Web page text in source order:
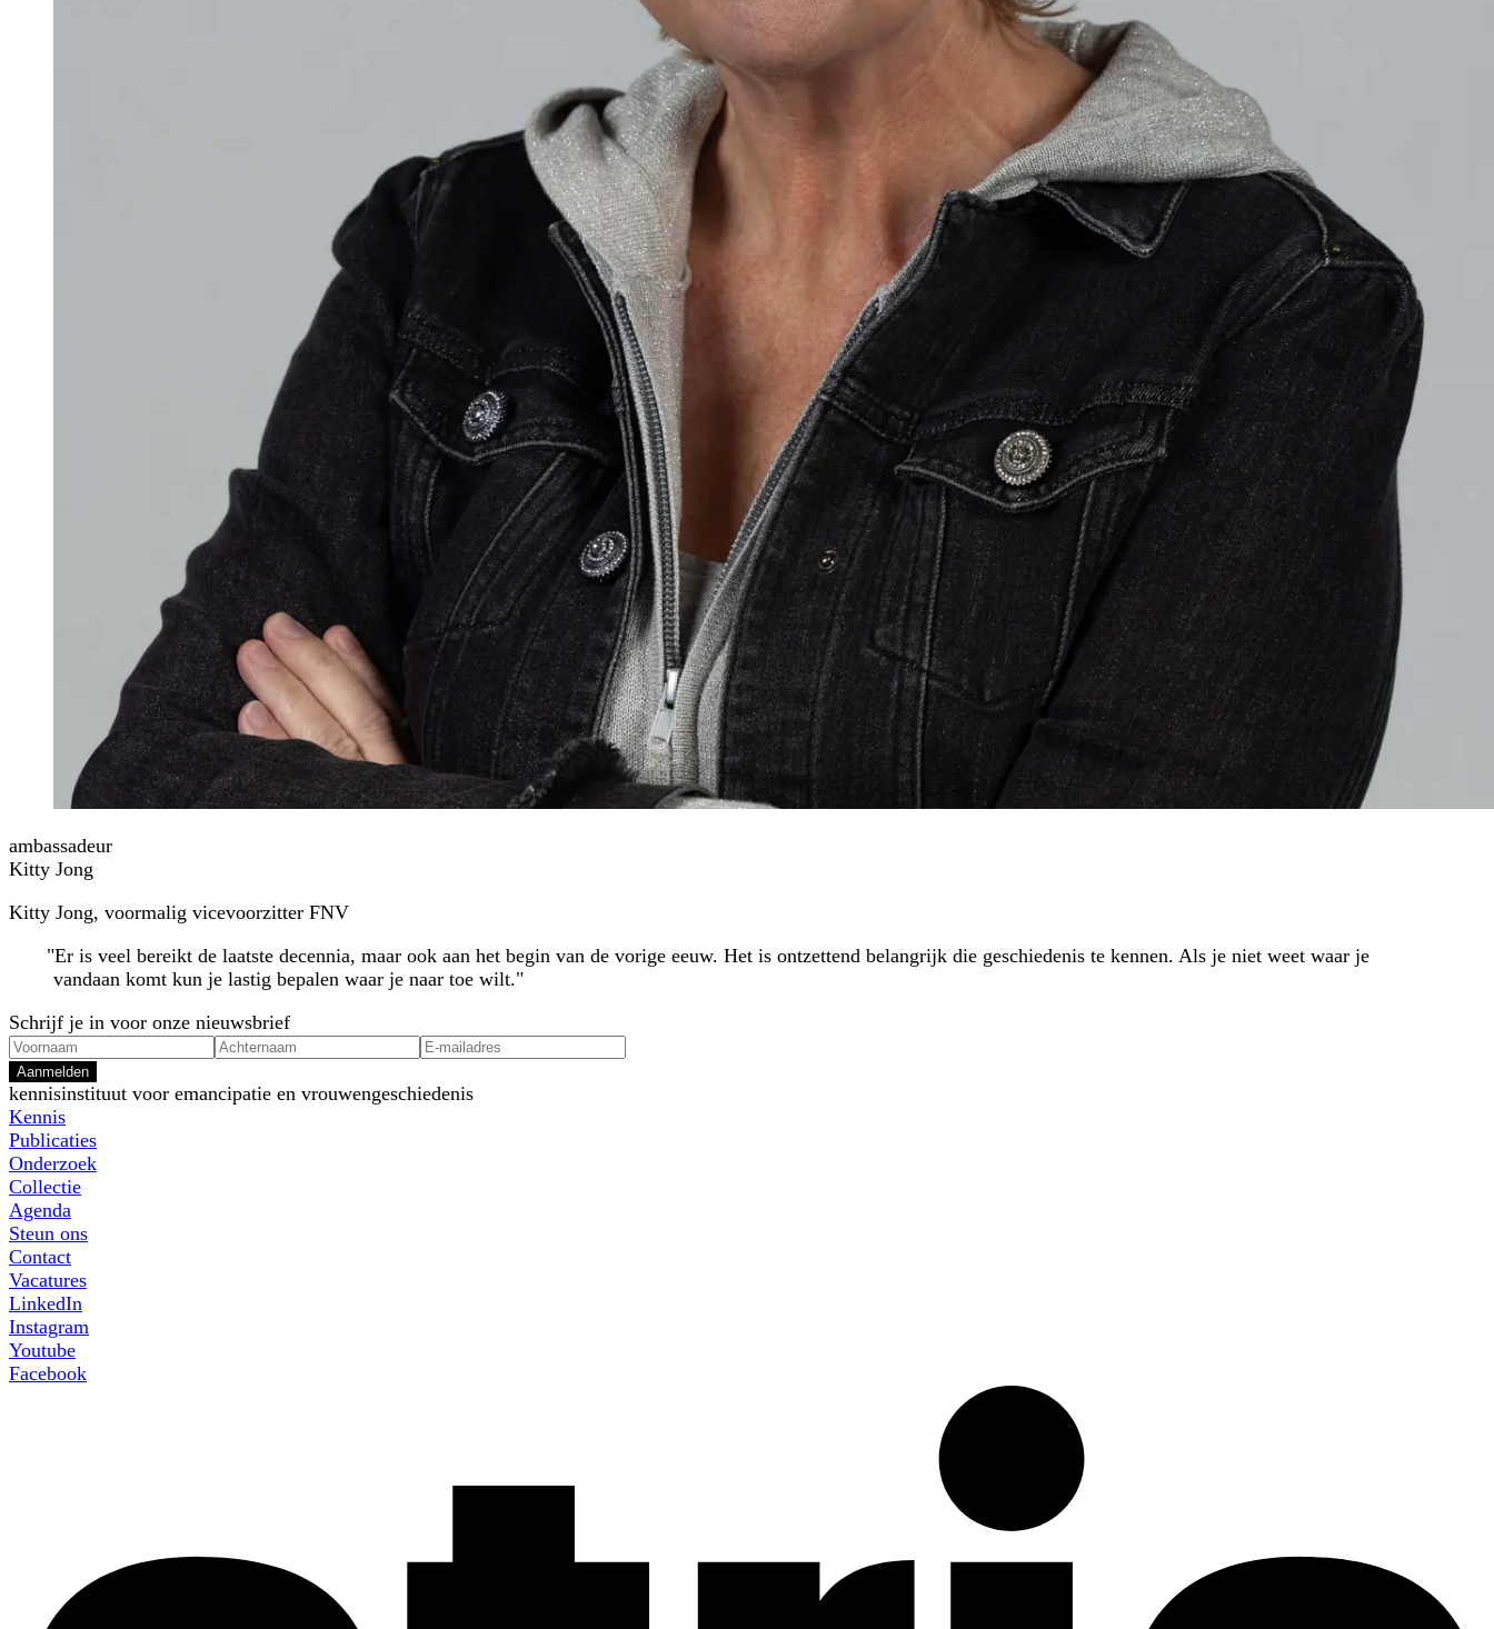
ambassadeur
Kitty Jong
Kitty Jong, voormalig vicevoorzitter FNV
"Er is veel bereikt de laatste decennia, maar ook aan het begin van de vorige eeuw. Het is ontzettend belangrijk die geschiedenis te kennen. Als je niet weet waar je
vandaan komt kun je lastig bepalen waar je naar toe wilt."
Schrijf je in voor onze nieuwsbrief
Aanmelden
kennisinstituut voor emancipatie en vrouwengeschiedenis
Kennis
Publicaties
Onderzoek
Collectie
Agenda
Steun ons
Contact
Vacatures
LinkedIn
Instagram
Youtube
Facebook